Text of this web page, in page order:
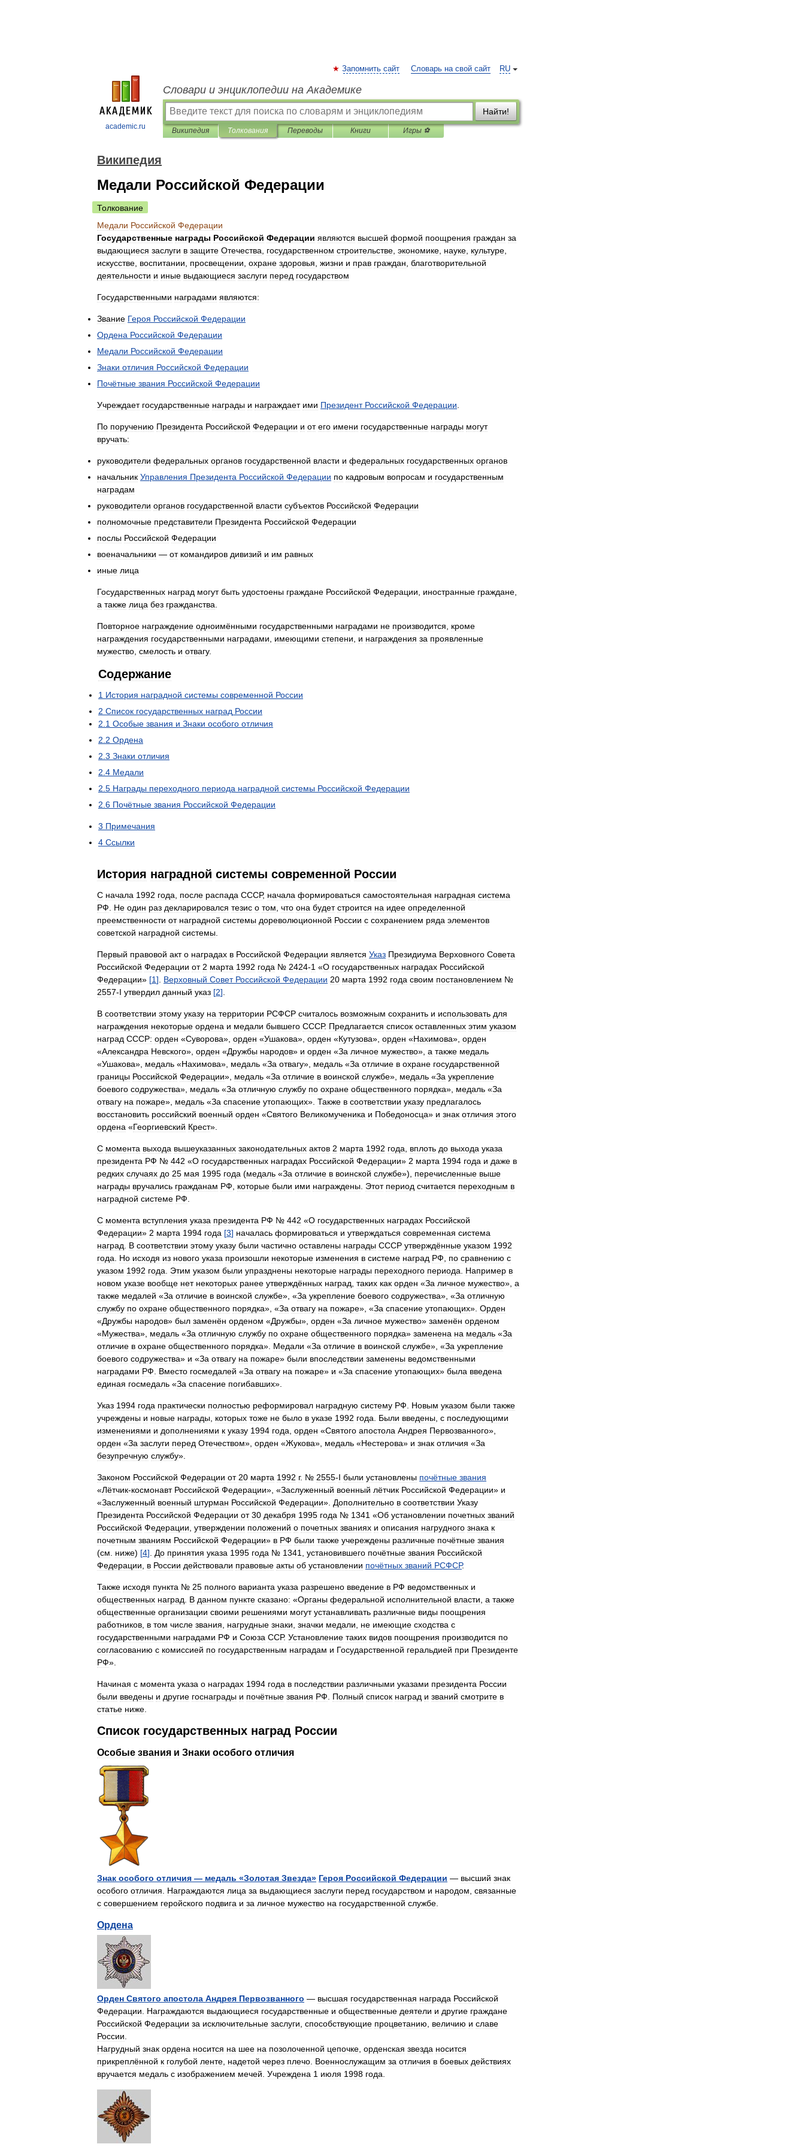
academic.ru
RU
Запомнить сайт Словарь на свой сайт
Словари и энциклопедии на Академике
Найти!
Википедия Толкования Переводы Книги Игры ⚽
Википедия
Медали Российской Федерации
Толкование
Медали Российской Федерации
Государственные награды Российской Федерации являются высшей формой поощрения граждан за
выдающиеся заслуги в защите Отечества государственном строительстве экономике науке культуре
искусстве воспитании просвещении охране здоровья жизни и прав граждан благотворительной
деятельности и иные выдающиеся заслуги перед государством
Государственными наградами являются:
Звание Героя Российской Федерации
Ордена Российской Федерации
Медали Российской Федерации
Знаки отличия Российской Федерации
Почётные звания Российской Федерации
Учреждает государственные награды и награждает ими Президент Российской Федерации
По поручению Президента Российской Федерации и от его имени государственные награды могут
вручать:
руководители федеральных органов государственной власти и федеральных государственных органов
начальник Управления Президента Российской Федерации по кадровым вопросам и государственным
наградам
руководители органов государственной власти субъектов Российской Федерации
полномочные представители Президента Российской Федерации
послы Российской Федерации
военачальники — от командиров дивизий и им равных
иные лица
Государственных наград могут быть удостоены граждане Российской Федерации иностранные граждане
а также лица без гражданства
Повторное награждение одноимёнными государственными наградами не производится
кроме
награждения государственными наградами имеющими степени и награждения за проявленные
мужество смелость и отвагу.
Содержание
1 История наградной системы современной России
2 Список государственных наград России
2 1 Особые звания и Знаки особого отличия
2 2 Ордена
2 3 Знаки отличия
2 4 Медали
2 5 Награды переходного периода наградной системы Российской Федерации
2 6 Почётные звания Российской Федерации
3 Примечания
4 Ссылки
История наградной системы современной России
C начала 1992 года после распада СССР, начала формироваться самостоятельная наградная система
РФ
Не один раз декларировался тезис о том что она будет строится на идее определенной
преемственности от наградной системы дореволюционной России с сохранением ряда элементов
советской наградной системы
Первый правовой акт о наградах в Российской Федерации является Указ Президиума Верховного Совета
Российской Федерации от 2 марта 1992 года № 2424-1 «О государственных наградах Российской
Федерации» [1] Верховный Совет Российской Федерации 20 марта 1992 года своим постановлением №
2557-I утвердил данный указ [2]
В соответствии этому указу на территории РСФСР считалось возможным сохранить и использовать для
награждения некоторые ордена и медали бывшего СССР. Предлагается список оставленных этим указом
наград СССР: орден «Суворова», орден «Ушакова», орден «Кутузова», орден «Нахимова», орден
«Александра Невского», орден «Дружбы народов» и орден «За личное мужество», а также медаль
«Ушакова», медаль «Нахимова», медаль «За отвагу», медаль «За отличие в охране государственной
границы Российской Федерации», медаль «За отличие в воинской службе», медаль «За укрепление
боевого содружества», медаль «За отличную службу по охране общественного порядка», медаль «За
отвагу на пожаре», медаль «За спасение утопающих». Также в соответствии указу предлагалось
восстановить российский военный орден «Святого Великомученика и Победоносца» и знак отличия этого
ордена «Георгиевский Крест».
С момента выхода вышеуказанных законодательных актов 2 марта 1992 года вплоть до выхода указа
президента РФ № 442 «О государственных наградах Российской Федерации» 2 марта 1994 года и даже в
редких случаях до 25 мая 1995 года (медаль «За отличие в воинской службе»), перечисленные выше
награды вручались гражданам РФ которые были ими награждены Этот период считается переходным в
наградной системе РФ
С момента вступления указа президента РФ № 442 «О государственных наградах Российской
Федерации» 2 марта 1994 года [3] началась формироваться и утверждаться современная система
наград
В соответствии этому указу были частично оставлены награды СССР утверждённые указом 1992
года
Но исходя из нового указа произошли некоторые изменения в системе наград РФ по сравнению с
указом 1992 года Этим указом были упразднены некоторые награды переходного периода Например в
новом указе вообще нет некоторых ранее утверждённых наград таких как орден «За личное мужество», а
также медалей «За отличие в воинской службе», «За укрепление боевого содружества», «За отличную
службу по охране общественного порядка», «За отвагу на пожаре», «За спасение утопающих». Орден
«Дружбы народов» был заменён орденом «Дружбы», орден «За личное мужество» заменён орденом
«Мужества», медаль «За отличную службу по охране общественного порядка» заменена на медаль «За
отличие в охране общественного порядка». Медали «За отличие в воинской службе», «За укрепление
боевого содружества» и «За отвагу на пожаре» были впоследствии заменены ведомственными
наградами РФ Вместо госмедалей «За отвагу на пожаре» и «За спасение утопающих» была введена
единая госмедаль «За спасение погибавших».
Указ 1994 года практически полностью реформировал наградную систему РФ Новым указом были также
учреждены и новые награды которых тоже не было в указе 1992 года Были введены с последующими
изменениями и дополнениями к указу 1994 года орден «Святого апостола Андрея Первозванного»,
орден «За заслуги перед Отечеством», орден «Жукова», медаль «Нестерова» и знак отличия «За
безупречную службу».
Законом Российской Федерации от 20 марта 1992 г. № 2555-I были установлены почётные звания
«Лётчик-космонавт Российской Федерации», «Заслуженный военный лётчик Российской Федерации» и
«Заслуженный военный штурман Российской Федерации». Дополнительно в соответствии Указу
Президента Российской Федерации от 30 декабря 1995 года № 1341 «Об установлении почетных званий
Российской Федерации утверждении положений о почетных званиях и описания нагрудного знака к
почетным званиям Российской Федерации» в РФ были также учереждены различные почётные звания
(см ниже) [4] До принятия указа 1995 года № 1341 установившего почётные звания Российской
Федерации
в России действовали правовые акты об установлении почётных званий РСФСР.
Также исходя пункта № 25 полного варианта указа разрешено введение в РФ ведомственных и
общественных наград В данном пункте сказано: «Органы федеральной исполнительной власти а также
общественные организации своими решениями могут устанавливать различные виды поощрения
работников в том числе звания нагрудные знаки значки медали не имеющие сходства с
государственными наградами РФ и Союза ССР. Установление таких видов поощрения производится по
согласованию с комиссией по государственным наградам и Государственной геральдией при Президенте
РФ».
Начиная с момента указа о наградах 1994 года в последствии различными указами президента России
были введены и другие госнаграды и почётные звания РФ Полный список наград и званий смотрите в
статье ниже
Список государственных наград России
Особые звания и Знаки особого отличия
Знак особого отличия — медаль «Золотая Звезда» Героя Российской Федерации — высший знак
особого отличия Награждаются лица за выдающиеся заслуги перед государством и народом связанные
с совершением геройского подвига и за личное мужество на государственной службе
Ордена
Орден Святого апостола Андрея Первозванного — высшая государственная награда Российской
Федерации
Награждаются выдающиеся государственные и общественные деятели и другие граждане
Российской Федерации за исключительные заслуги способствующие процветанию величию и славе
России
Нагрудный знак ордена носится на шее на позолоченной цепочке орденская звезда носится
прикреплённой к голубой ленте надетой через плечо Военнослужащим за отличия в боевых действиях
вручается медаль с изображением мечей Учреждена 1 июля 1998 года